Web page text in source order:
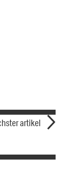
artikel